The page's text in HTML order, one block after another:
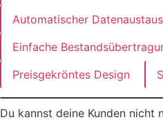
Automatischer
Einfache
Preisgekröntes Design
Du kannst deine Kunden nicht